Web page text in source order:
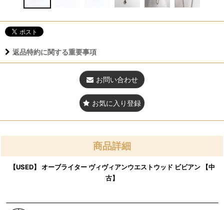
返品特約に関する重要事項
お問い合わせ
お気に入り登録
商品詳細
【USED】 オーブライター ヴィヴィアンウエストウッド ビビアン 【中
古】